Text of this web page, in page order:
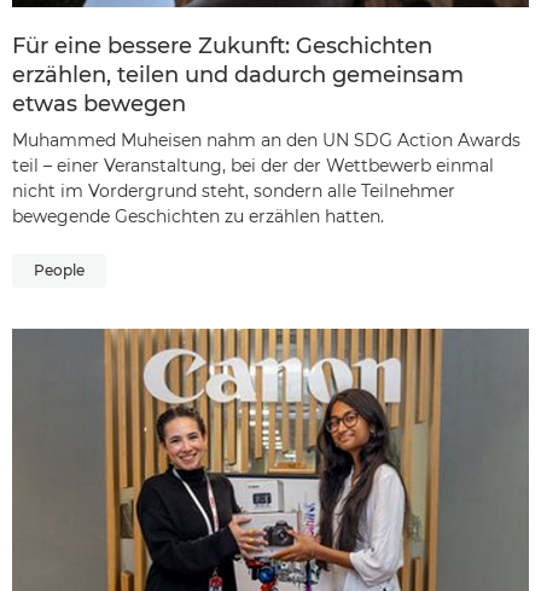
Für eine bessere Zukunft: Geschichten
erzählen, teilen und dadurch gemeinsam
etwas bewegen
Muhammed Muheisen nahm an den UN SDG Action Awards
teil – einer Veranstaltung, bei der der Wettbewerb einmal
nicht im Vordergrund steht, sondern alle Teilnehmer
bewegende Geschichten zu erzählen hatten.
People